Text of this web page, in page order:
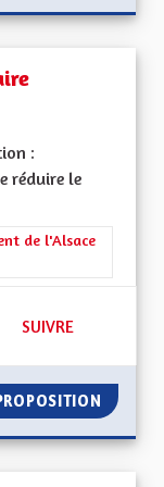
:
réduire le
l'Education et
de l'Alsace
49 ABONNÉS
SUIVRE